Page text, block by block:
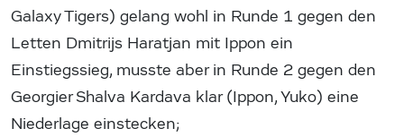
Galaxy Tigers) gelang wohl in Runde 1 gegen den
Letten Dmitrijs Haratjan mit Ippon ein
Einstiegssieg, musste aber in Runde 2 gegen den
Georgier Shalva Kardava klar (Ippon, Yuko) eine
Niederlage einstecken;